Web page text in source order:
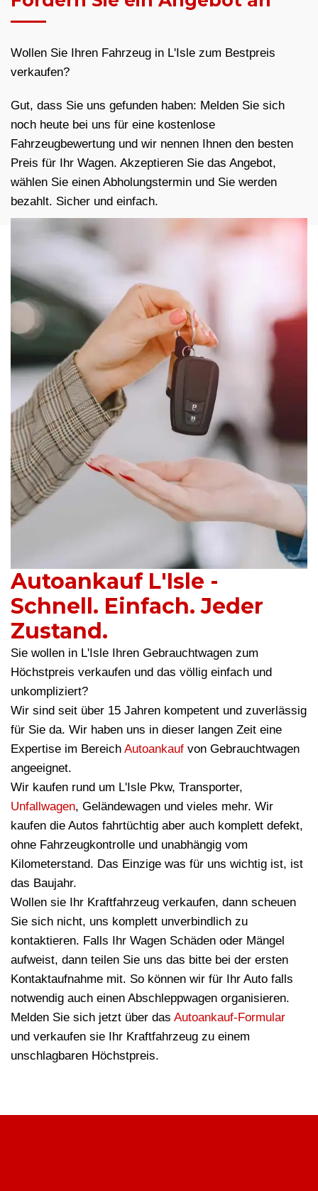
Wollen Sie Ihren Fahrzeug in L'Isle zum Bestpreis
verkaufen?
Gut, dass Sie uns gefunden haben: Melden Sie sich
noch heute bei uns für eine kostenlose
Fahrzeugbewertung und wir nennen Ihnen den besten
Preis für Ihr Wagen. Akzeptieren Sie das Angebot,
wählen Sie einen Abholungstermin und Sie werden
bezahlt. Sicher und einfach.
Autoankauf L'Isle -
Schnell. Einfach. Jeder
Zustand.
Sie wollen in L'Isle Ihren Gebrauchtwagen zum
Höchstpreis verkaufen und das völlig einfach und
unkompliziert?
Wir sind seit über 15 Jahren kompetent und zuverlässig
für Sie da. Wir haben uns in dieser langen Zeit eine
Expertise im Bereich Autoankauf von Gebrauchtwagen
angeeignet.
Wir kaufen rund um L'Isle Pkw, Transporter,
Unfallwagen, Geländewagen und vieles mehr. Wir
kaufen die Autos fahrtüchtig aber auch komplett defekt,
ohne Fahrzeugkontrolle und unabhängig vom
Kilometerstand. Das Einzige was für uns wichtig ist, ist
das Baujahr.
Wollen sie Ihr Kraftfahrzeug verkaufen, dann scheuen
Sie sich nicht, uns komplett unverbindlich zu
kontaktieren. Falls Ihr Wagen Schäden oder Mängel
aufweist, dann teilen Sie uns das bitte bei der ersten
Kontaktaufnahme mit. So können wir für Ihr Auto falls
notwendig auch einen Abschleppwagen organisieren.
Melden Sie sich jetzt über das Autoankauf-Formular
und verkaufen sie Ihr Kraftfahrzeug zu einem
unschlagbaren Höchstpreis.